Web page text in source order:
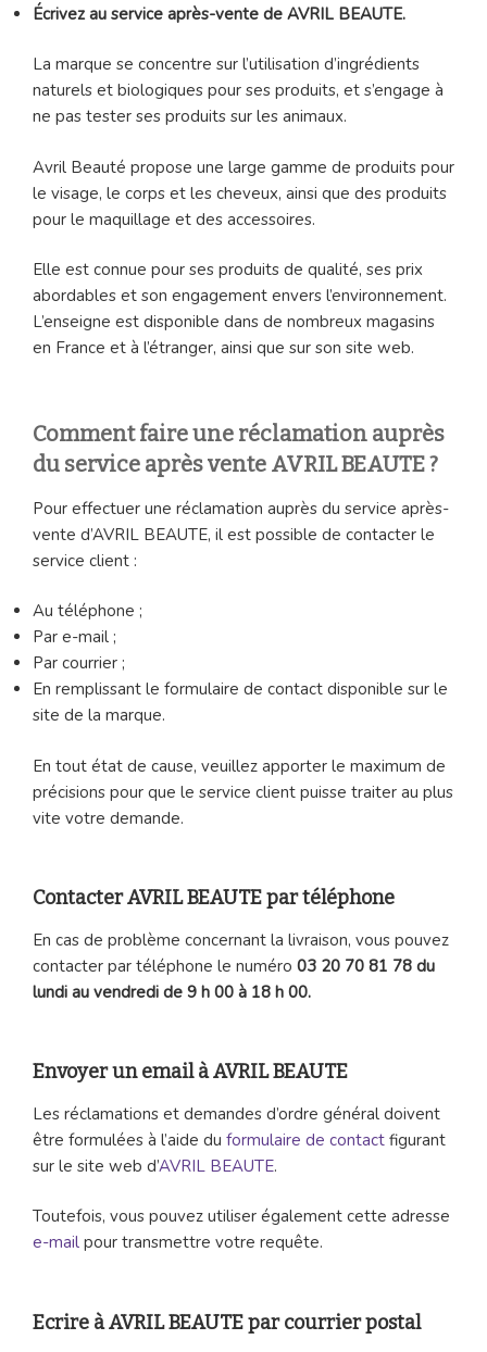
Écrivez au service après-vente de AVRIL BEAUTE.
La marque se concentre sur l’utilisation d’ingrédients
naturels et biologiques pour ses produits, et s’engage à
ne pas tester ses produits sur les animaux.
Avril Beauté propose une large gamme de produits pour
le visage, le corps et les cheveux, ainsi que des produits
pour le maquillage et des accessoires.
Elle est connue pour ses produits de qualité, ses prix
abordables et son engagement envers l’environnement.
L’enseigne est disponible dans de nombreux magasins
en France et à l’étranger, ainsi que sur son site web.
Comment faire une réclamation auprès
du service après vente AVRIL BEAUTE?
Pour effectuer une réclamation auprès du service après-
vente d’AVRIL BEAUTE, il est possible de contacter le
service client :
Au téléphone ;
Par e-mail ;
Par courrier ;
En remplissant le formulaire de contact disponible sur le
site de la marque.
En tout état de cause, veuillez apporter le maximum de
précisions pour que le service client puisse traiter au plus
vite votre demande.
Contacter AVRIL BEAUTE par téléphone
En cas de problème concernant la livraison, vous pouvez
contacter par téléphone le numéro 03 20 70 81 78 du
lundi au vendredi de 9 h 00 à 18 h 00.
Envoyer un email à AVRIL BEAUTE
Les réclamations et demandes d’ordre général doivent
être formulées à l’aide du formulaire de contact figurant
sur le site web d’AVRIL BEAUTE.
Toutefois, vous pouvez utiliser également cette adresse
e-mail pour transmettre votre requête.
Ecrire à AVRIL BEAUTE par courrier postal